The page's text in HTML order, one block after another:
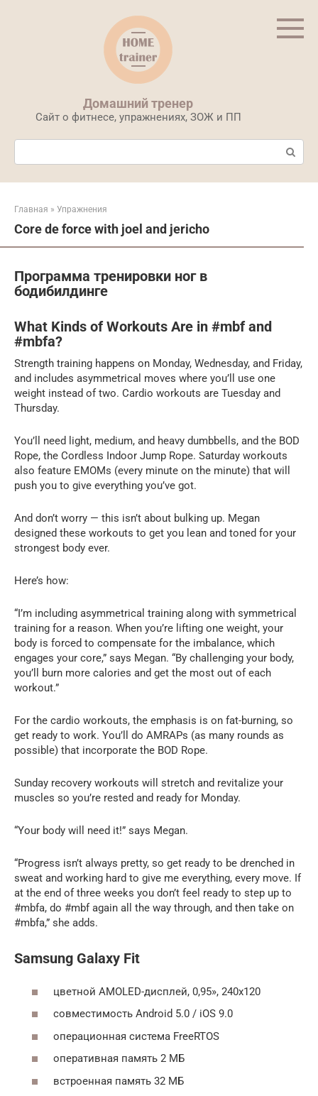
Домашний тренер
Сайт о фитнесе, упражнениях, ЗОЖ и ПП
Поиск:
Главная » Упражнения
Core de force with joel and jericho
Программа тренировки ног в
бодибилдинге
What Kinds of Workouts Are in #mbf and
#mbfa?
Strength training happens on Monday, Wednesday, and Friday,
and includes asymmetrical moves where you’ll use one
weight instead of two. Cardio workouts are Tuesday and
Thursday.
You’ll need light, medium, and heavy dumbbells, and the BOD
Rope, the Cordless Indoor Jump Rope. Saturday workouts
also feature EMOMs (every minute on the minute) that will
push you to give everything you’ve got.
And don’t worry — this isn’t about bulking up. Megan
designed these workouts to get you lean and toned for your
strongest body ever.
Here’s how:
“I’m including asymmetrical training along with symmetrical
training for a reason. When you’re lifting one weight, your
body is forced to compensate for the imbalance, which
engages your core,” says Megan. “By challenging your body,
you’ll burn more calories and get the most out of each
workout.”
For the cardio workouts, the emphasis is on fat-burning, so
get ready to work. You’ll do AMRAPs (as many rounds as
possible) that incorporate the BOD Rope.
Sunday recovery workouts will stretch and revitalize your
muscles so you’re rested and ready for Monday.
“Your body will need it!” says Megan.
“Progress isn’t always pretty, so get ready to be drenched in
sweat and working hard to give me everything, every move. If
at the end of three weeks you don’t feel ready to step up to
#mbfa, do #mbf again all the way through, and then take on
#mbfa,” she adds.
Samsung Galaxy Fit
цветной AMOLED-дисплей, 0,95», 240х120
совместимость Android 5.0 / iOS 9.0
операционная система FreeRTOS
оперативная память 2 МБ
встроенная память 32 МБ